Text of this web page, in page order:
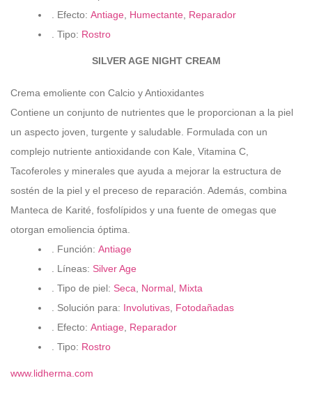
. Efecto: Antiage Humectante Reparador
. Tipo: Rostro
SILVER AGE NIGHT CREAM
Crema emoliente con Calcio y Antioxidantes
Contiene un conjunto de nutrientes que le proporcionan a la piel
un aspecto joven, turgente y saludable. Formulada con un
complejo nutriente antioxidande con Kale, Vitamina C,
Tacoferoles y minerales que ayuda a mejorar la estructura de
sostén de la piel y el preceso de reparación. Además, combina
Manteca de Karité, fosfolípidos y una fuente de omegas que
otorgan emoliencia óptima.
. Función: Antiage
. Líneas: Silver Age
. Tipo de piel: Seca Normal Mixta
. Solución para: Involutivas Fotodañadas
. Efecto: Antiage Reparador
. Tipo: Rostro
www.lidherma.com